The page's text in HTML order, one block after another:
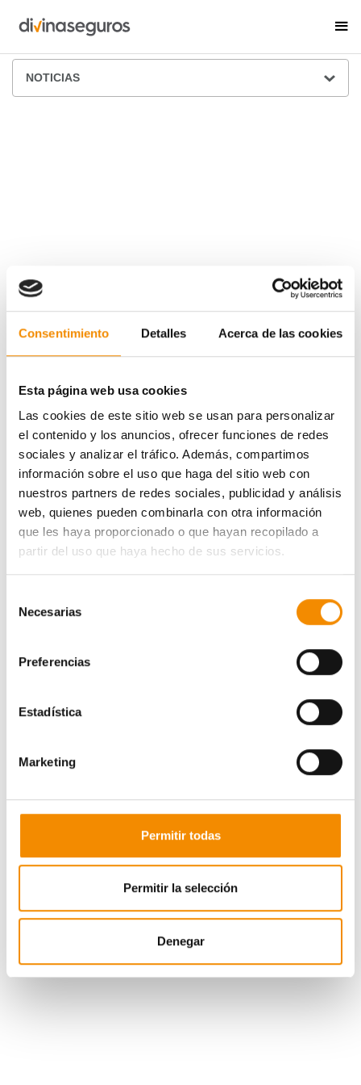
Consentimiento Detalles Acerca de las cookies
Esta página web usa cookies
Las cookies de este sitio web se usan para personalizar
el contenido y los anuncios, ofrecer funciones de redes
sociales y analizar el tráfico. Además, compartimos
información sobre el uso que haga del sitio web con
nuestros partners de redes sociales, publicidad y análisis
web, quienes pueden combinarla con otra información
que les haya proporcionado o que hayan recopilado a
partir del uso que haya hecho de sus servicios.
Necesarias
Preferencias
Estadística
Marketing
Permitir todas
Permitir la selección
Denegar
ÁREA DE PRENSA
NOTICIAS
Lorena Cerdà Domenech
Lourdes Vázquez Fontestad
Eric
Miguel Garrido
Yeny Fabiana Parodi Ortiz
Laura Gutiérrez Farinos
Moisés Tenas